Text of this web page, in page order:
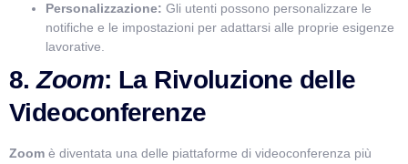
Personalizzazione: Gli utenti possono personalizzare le
notifiche e le impostazioni per adattarsi alle proprie esigenze
lavorative.
8.Zoom: La Rivoluzione delle
Videoconferenze
Zoom è diventata una delle piattaforme di videoconferenza più